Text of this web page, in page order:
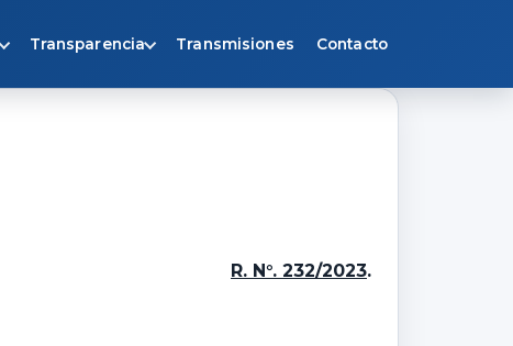
Transparencia Transmisiones Contacto
R. N°. 232/2023.